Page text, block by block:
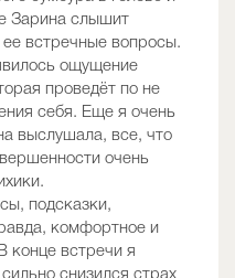
Зарина слышит
встречные вопросы.
ощущение
проведёт по не
себя. Еще я очень
выслушала, все, что
очень
подсказки,
комфортное и
конце встречи я
снизился страх